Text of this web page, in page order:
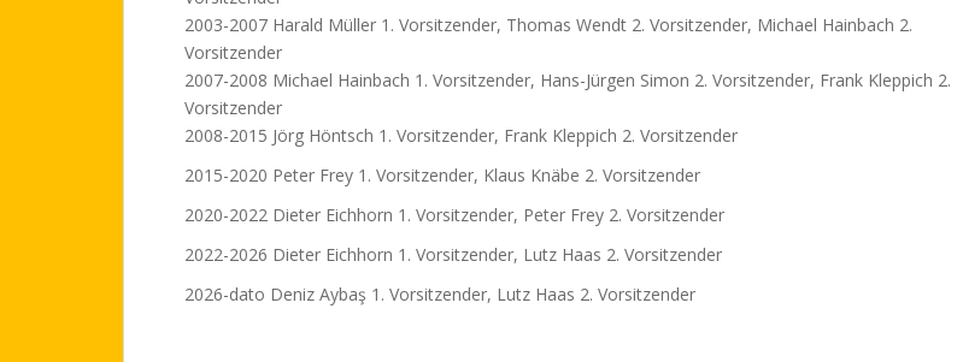
2003-2007 Harald Müller 1. Vorsitzender, Thomas Wendt 2. Vorsitzender, Michael Hainbach 2.
Vorsitzender
2007-2008 Michael Hainbach 1. Vorsitzender, Hans-Jürgen Simon 2. Vorsitzender, Frank Kleppich 2.
Vorsitzender
2008-2015 Jörg Höntsch 1. Vorsitzender, Frank Kleppich 2. Vorsitzender
2015-2020 Peter Frey 1. Vorsitzender, Klaus Knäbe 2. Vorsitzender
2020-2022 Dieter Eichhorn 1. Vorsitzender, Peter Frey 2. Vorsitzender
2022-2026 Dieter Eichhorn 1. Vorsitzender, Lutz Haas 2. Vorsitzender
2026-dato Deniz Aybaş 1. Vorsitzender, Lutz Haas 2. Vorsitzender